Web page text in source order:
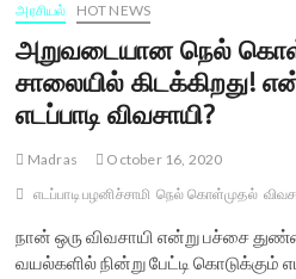
அரசியல் HOT NEWS
அறுவடையான நெல்
சாலையில் கிடக்கிறது!
எடப்பாடி விவசாயி?
Madras
October 16, 2020
எடப்பாடி பழனிச்சாமி நெல் கொள்முதல்
நான் ஒரு விவசாயி என்று பச்சை
வயல்களில் நின்று பேட்டி கொடுக்கும்